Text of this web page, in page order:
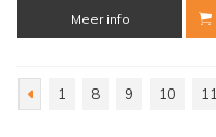
Meer info
1 8 9 10 11